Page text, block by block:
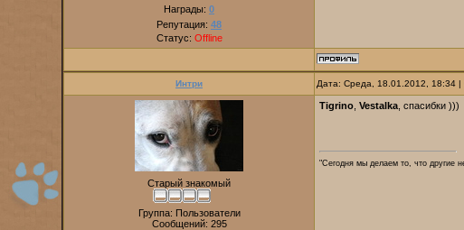
Награды: 0
Репутация: 48
Статус: Offline
Интри Дата: Среда, 18.01.2012, 18:34
Старый знакомый
Группа: Пользователи
Сообщений: 295
Tigrino Vestalka , спасибки )))
"Сегодня мы делаем то, что другие